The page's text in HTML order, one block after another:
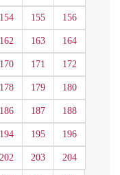
154 155 156
162 163 164
170 171 172
178 179 180
186 187 188
194 195 196
202 203 204